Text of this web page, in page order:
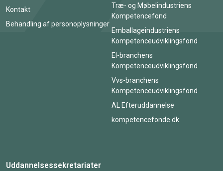
Kontakt
Behandling af personoplysninger
Træ- og Møbelindustriens
Kompetencefond
Emballageindustriens
Kompetenceudviklingsfond
El-branchens
Kompetenceudviklingsfond
Vvs-branchens
Kompetenceudviklingsfond
AL Efteruddannelse
kompetencefonde.dk
Uddannelsessekretariater